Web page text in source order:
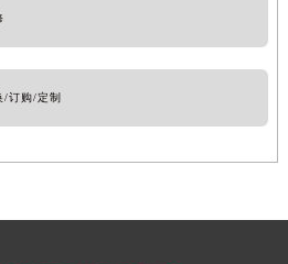
/订购/定制